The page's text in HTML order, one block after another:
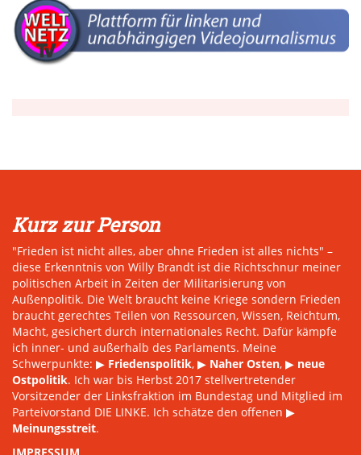
Kurz zur Person
"Frieden ist nicht alles, aber ohne Frieden ist alles nichts" –
diese Erkenntnis von Willy Brandt ist die Richtschnur meiner
politischen Arbeit in Zeiten der Militarisierung von
Außenpolitik. Die Welt braucht keine Kriege sondern Frieden
braucht gerechtes Teilen von Ressourcen, Wissen, Reichtum,
Macht, gesichert durch internationales Recht. Dafür kämpfe
ich inner- und außerhalb des Parlaments. Meine
Schwerpunkte: ▶ Friedenspolitik, ▶ Naher Osten, ▶ neue
Ostpolitik. Ich war bis Herbst 2017 stellvertretender
Vorsitzender der Linksfraktion im Bundestag und Mitglied im
Parteivorstand DIE LINKE. Ich schätze den offenen ▶
Meinungsstreit.